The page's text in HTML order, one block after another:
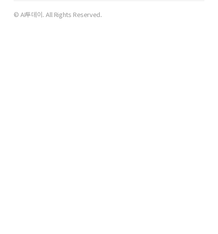
© AI투데이. All Rights Reserved.